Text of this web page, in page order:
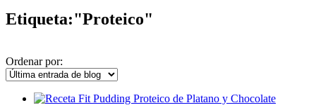
Etiqueta:"Proteico"
Ordenar por: